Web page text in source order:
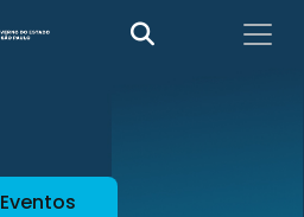
Eventos